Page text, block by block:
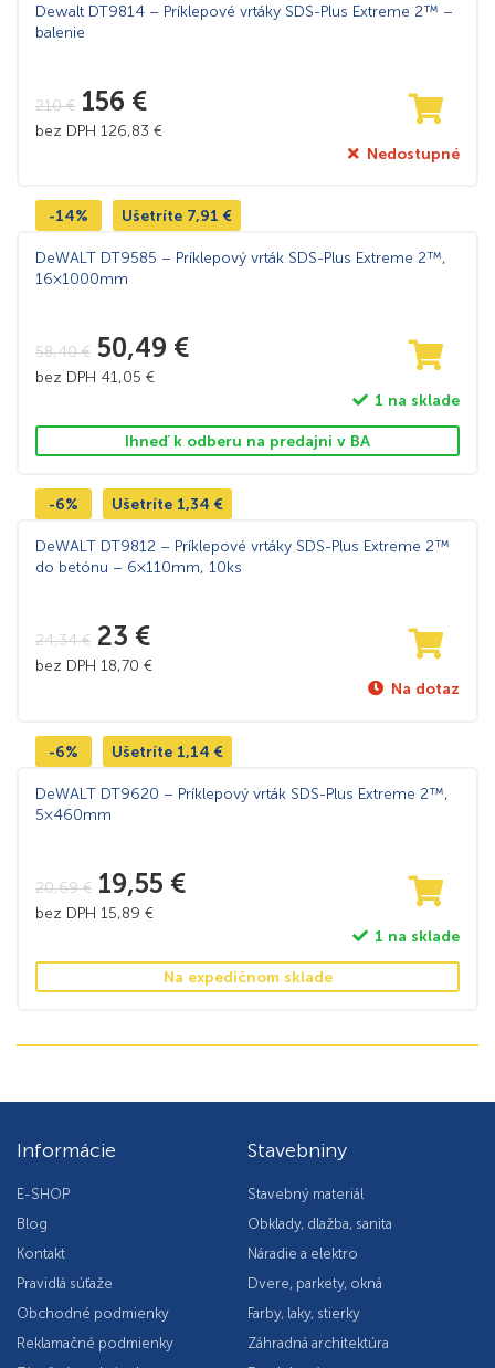
Dewalt DT9814 – Príklepové vrtáky SDS-Plus Extreme 2™ –
balenie
210€ 156 €
bez DPH 126,83 €
Nedostupné
-14% Ušetríte 7,91 €
DeWALT DT9585 – Príklepový vrták SDS-Plus Extreme 2™,
16×1000mm
58,40€ 50,49 €
bez DPH 41,05 €
1 na sklade
Ihneď k odberu na predajni v BA
-6% Ušetríte 1,34 €
DeWALT DT9812 – Príklepové vrtáky SDS-Plus Extreme 2™
do betónu – 6×110mm, 10ks
24,34€ 23 €
bez DPH 18,70 €
Na dotaz
-6% Ušetríte 1,14 €
DeWALT DT9620 – Príklepový vrták SDS-Plus Extreme 2™,
5×460mm
20,69€ 19,55 €
bez DPH 15,89 €
1 na sklade
Na expedičnom sklade
Informácie
E-SHOP
Blog
Kontakt
Pravidlá súťaže
Obchodné podmienky
Reklamačné podmienky
Stavebniny
Stavebný materiál
Obklady, dlažba, sanita
Náradie a elektro
Dvere, parkety, okná
Farby, laky, stierky
Záhradná architektúra